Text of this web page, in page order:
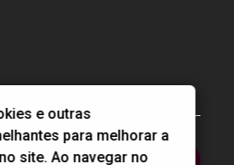
e outras
para melhorar a
site. Ao navegar no